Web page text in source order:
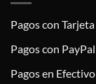
Pagos con
Pagos con PayPal
Pagos en